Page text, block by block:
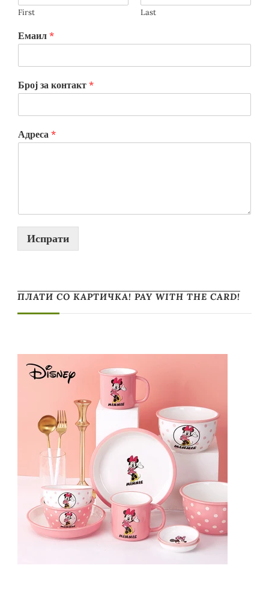
First Last
Емаил *
Број за контакт *
Адреса *
Испрати
ПЛАТИ СО КАРТИЧКА! PAY WITH THE CARD!